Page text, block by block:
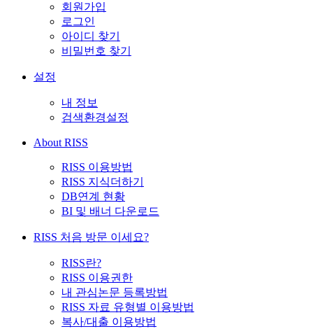
회원가입
로그인
아이디 찾기
비밀번호 찾기
설정
내 정보
검색환경설정
About RISS
RISS 이용방법
RISS 지식더하기
DB연계 현황
BI 및 배너 다운로드
RISS 처음 방문 이세요?
RISS란?
RISS 이용권한
내 관심논문 등록방법
RISS 자료 유형별 이용방법
복사/대출 이용방법